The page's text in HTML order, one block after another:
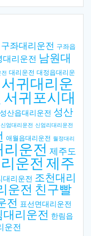
구좌대리운전 구좌읍
대리운전 남원대
전 대리운전 대정읍대리운
서귀대리운
서귀포시대
성산읍대리운전 성산
신엄대리운전 신엄리대리운전
애월읍대리운전 월정대리
운전 제주도
운전제주
대리운전 조천대리
운전 친구빨
전 표선면대리운전
대리운전 한림읍
운전